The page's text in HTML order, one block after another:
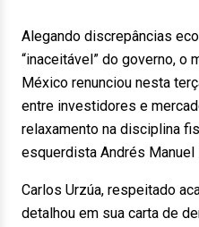
Alegando discrepâncias
“inaceitável” do governo, o
México renunciou nesta
entre investidores e
relaxamento na disciplina
esquerdista Andrés Manuel
Carlos Urzúa, respeitado
detalhou em sua carta de